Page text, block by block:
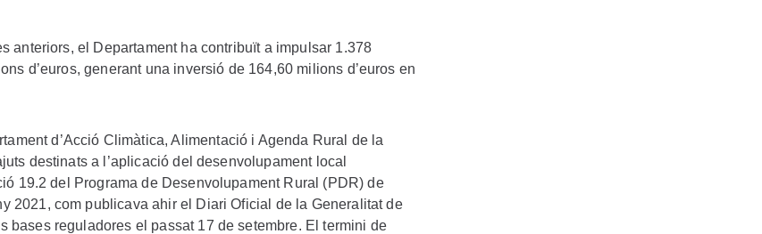
anteriors, el Departament ha contribuït a impulsar 1.378
d’euros, generant una inversió de 164,60 milions d’euros en
d’Acció Climàtica, Alimentació i Agenda Rural de la
destinats a l’aplicació del desenvolupament local
19.2 del Programa de Desenvolupament Rural (PDR) de
2021, com publicava ahir el Diari Oficial de la Generalitat de
bases reguladores el passat 17 de setembre. El termini de